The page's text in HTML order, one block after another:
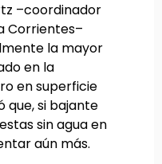
–coordinador
Corrientes–
la mayor
en la
en superficie
que, si bajante
sin agua en
aún más.